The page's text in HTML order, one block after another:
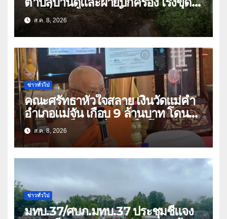
ลอกสิ่งกีดขวางทางน้ำ ป้องกันและลด
ปัญหาน้ำท่วม
ส.ค. 8, 2026
ข่าวทั่วไป
คณะศรัทธาหัวใจสลาย เงินวัดแม่คำ
อำเภอแม่จัน เกือบ 9 ล้านบาท โดน
แก๊งคอลเซ็นเตอร์หลอกให้โอนข้ามปีก
ว่า 66 บัญชี
ส.ค. 8, 2026
ข่าวทั่วไป
มทบ.37/ศบภ.มทบ.37 ประชุมชี้แจง